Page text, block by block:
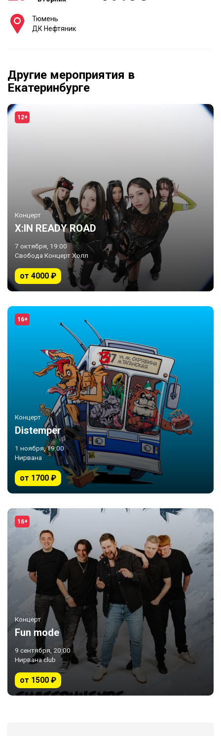
Тюмень
ДК Нефтяник
Другие мероприятия в
Екатеринбурге
12+
Концерт
X:IN READY ROAD
7 октября, 19:00
Свобода Концерт Холл
от 4000 ₽
16+
Концерт
Distemper
1 ноября, 19:00
Нирвана
от 1700 ₽
16+
Концерт
Fun mode
9 сентября, 20:00
Нирвана club
от 1500 ₽